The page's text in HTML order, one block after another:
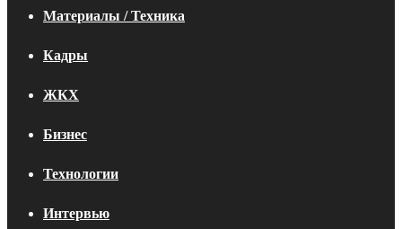
Материалы / Техника
Кадры
ЖКХ
Бизнес
Технологии
Интервью